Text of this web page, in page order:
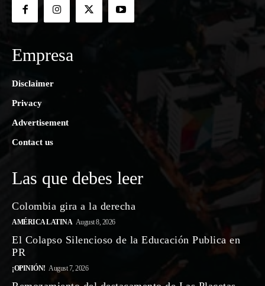
Empresa
Disclaimer
Privacy
Advertisement
Contact us
Las que debes leer
Colombia gira a la derecha
AMÉRICA LATINA August 8, 2026
El Colapso Silencioso de la Educación Publica en
PR
¡OPINIÓN! August 7, 2026